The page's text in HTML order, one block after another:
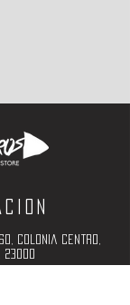
Colonia centro,